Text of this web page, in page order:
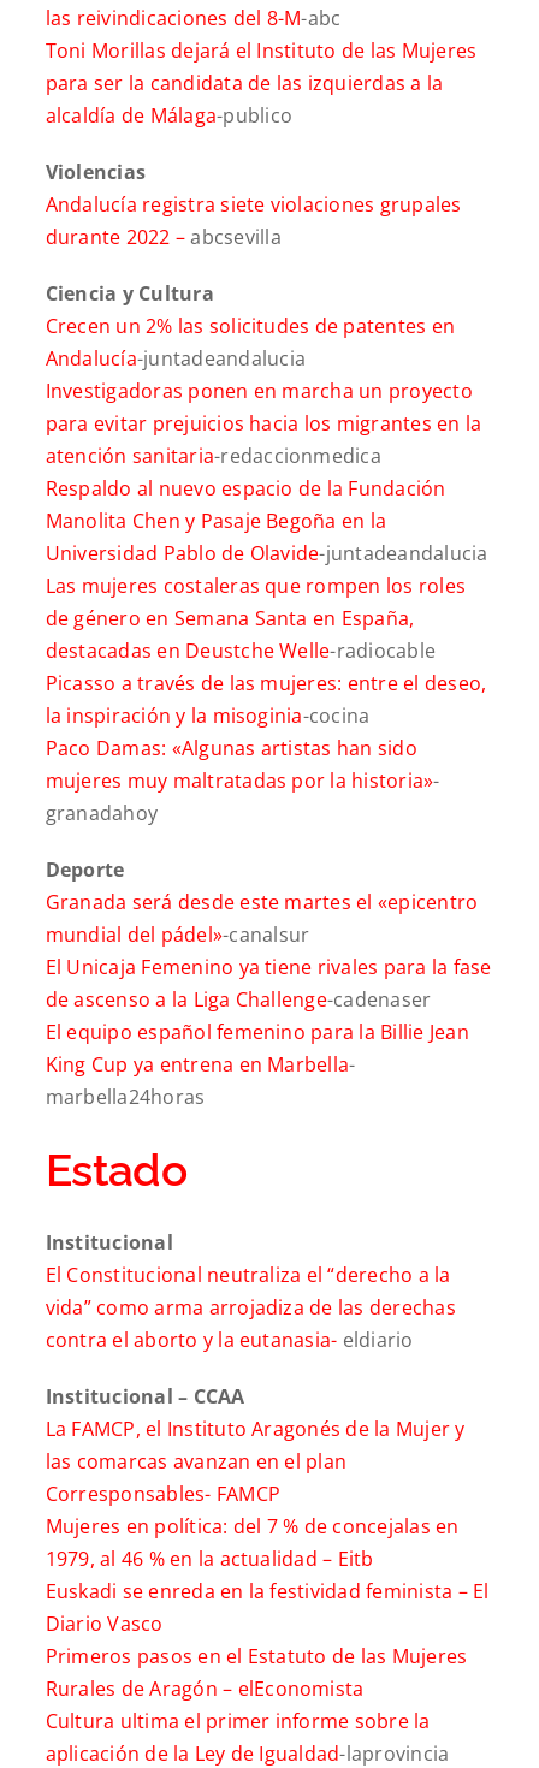
las reivindicaciones del 8-M-abc
Toni Morillas dejará el Instituto de las Mujeres
para ser la candidata de las izquierdas a la
alcaldía de Málaga-publico
Violencias
Andalucía registra siete violaciones grupales
durante 2022 –abcsevilla
Ciencia y Cultura
Crecen un 2% las solicitudes de patentes en
Andalucía-juntadeandalucia
Investigadoras ponen en marcha un proyecto
para evitar prejuicios hacia los migrantes en la
atención sanitaria-redaccionmedica
Respaldo al nuevo espacio de la Fundación
Manolita Chen y Pasaje Begoña en la
Universidad Pablo de Olavide-juntadeandalucia
Las mujeres costaleras que rompen los roles
de género en Semana Santa en España,
destacadas en Deustche Welle-radiocable
Picasso a través de las mujeres: entre el deseo,
la inspiración y la misoginia-cocina
Paco Damas: «Algunas artistas han sido
mujeres muy maltratadas por la historia»-
granadahoy
Deporte
Granada será desde este martes el «epicentro
mundial del pádel»-canalsur
El Unicaja Femenino ya tiene rivales para la fase
de ascenso a la Liga Challenge-cadenaser
El equipo español femenino para la Billie Jean
King Cup ya entrena en Marbella-
marbella24horas
Estado
Institucional
El Constitucional neutraliza el “derecho a la
vida” como arma arrojadiza de las derechas
contra el aborto y la eutanasia- eldiario
Institucional – CCAA
La FAMCP, el Instituto Aragonés de la Mujer y
las comarcas avanzan en el plan
Corresponsables- FAMCP
Mujeres en política: del 7 % de concejalas en
1979, al 46 % en la actualidad – Eitb
Euskadi se enreda en la festividad feminista – El
Diario Vasco
Primeros pasos en el Estatuto de las Mujeres
Rurales de Aragón – elEconomista
Cultura ultima el primer informe sobre la
aplicación de la Ley de Igualdad-laprovincia